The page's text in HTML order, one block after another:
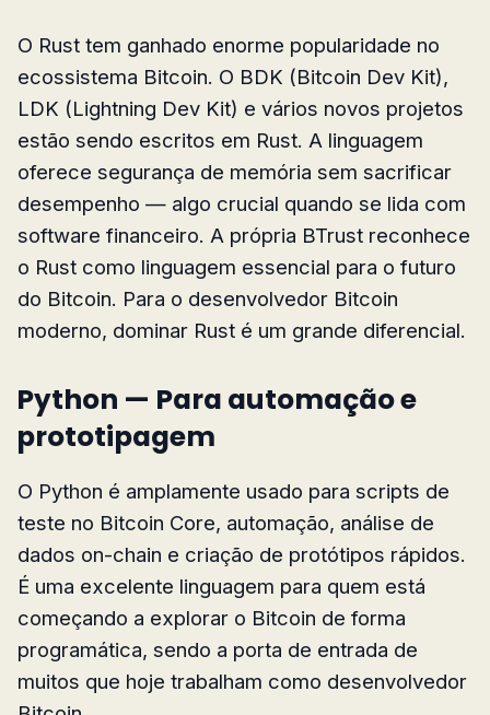
O Rust tem ganhado enorme popularidade no
ecossistema Bitcoin. O BDK (Bitcoin Dev Kit),
LDK (Lightning Dev Kit) e vários novos projetos
estão sendo escritos em Rust. A linguagem
oferece segurança de memória sem sacrificar
desempenho — algo crucial quando se lida com
software financeiro. A própria BTrust reconhece
o Rust como linguagem essencial para o futuro
do Bitcoin. Para o desenvolvedor Bitcoin
moderno, dominar Rust é um grande diferencial.
Python — Para automação e
prototipagem
O Python é amplamente usado para scripts de
teste no Bitcoin Core, automação, análise de
dados on-chain e criação de protótipos rápidos.
É uma excelente linguagem para quem está
começando a explorar o Bitcoin de forma
programática, sendo a porta de entrada de
muitos que hoje trabalham como desenvolvedor